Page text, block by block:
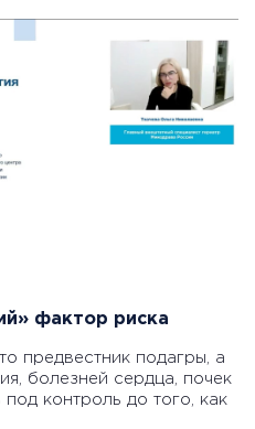
фактор риска
предвестник подагры, а
болезней сердца, почек
контроль до того, как